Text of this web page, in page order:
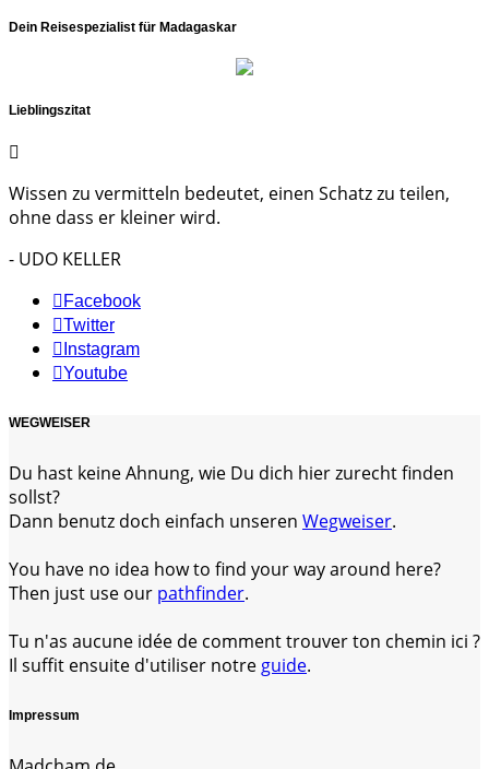
Dein Reisespezialist für Madagaskar
Lieblingszitat
Wissen zu vermitteln bedeutet, einen Schatz zu teilen,
ohne dass er kleiner wird.
- UDO KELLER
Facebook
Twitter
Instagram
Youtube
WEGWEISER
Du hast keine Ahnung, wie Du dich hier zurecht finden
sollst?
Dann benutz doch einfach unseren Wegweiser.
You have no idea how to find your way around here?
Then just use our pathfinder.
Tu n'as aucune idée de comment trouver ton chemin ici ?
Il suffit ensuite d'utiliser notre guide.
Impressum